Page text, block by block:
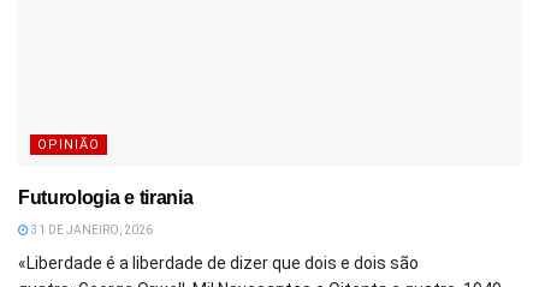
OPINIÃO
Futurologia e tirania
31 DE JANEIRO, 2026
«Liberdade é a liberdade de dizer que dois e dois são